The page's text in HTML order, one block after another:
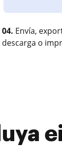
04. Envía,
descarga o